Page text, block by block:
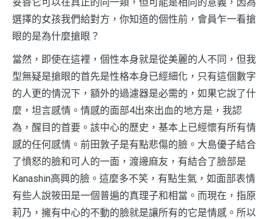
妥善它可以在真正的同一類，但可能是相同的意義，因為
選擇的女孩我們給對方，你知道的個性前，會員乍一看搶
眼的是為什麼搶眼？
當然，即使在這裡，個性本身就是從美麗的人不同，但我
型無疑是搶眼的首先是性格本身已經細化，只有這個數字
的人更的情況下，額外的過濾器是必需的，如果它說了什
麼，坦言感情。情感的面部4出來出血的地方是，我認
為，醒目的首要。該中心的歷史，基本上已經懷有所有情
感的任何感情。前田敦子是有點悲傷的臉。大島優子​​結合
了憤怒的臉和可人的一面，渡邊麻友，有結合了臉部是
Kanashin高興的臉。這麼多不笑，有點生氣，如面部表情
有些人說筱田是一個普遍的真理子和相當。而現在，指原
莉乃，擁有中心的不動的臉就是讓所有的它是情感。所以